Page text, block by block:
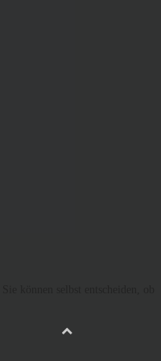
können selbst entscheiden, ob